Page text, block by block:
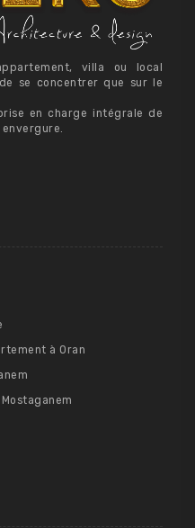
villa ou local
se concentrer que sur le
en charge intégrale de
à Oran